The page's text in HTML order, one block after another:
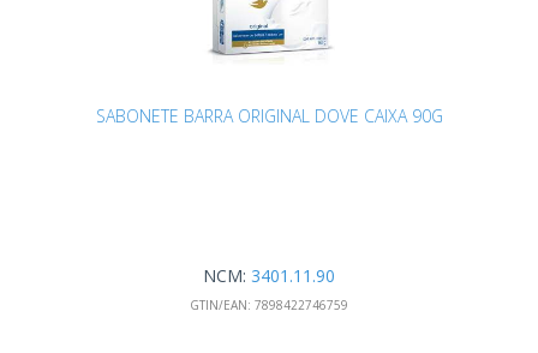
SABONETE BARRA ORIGINAL DOVE CAIXA 90G
NCM: 3401.11.90
GTIN/EAN: 7898422746759